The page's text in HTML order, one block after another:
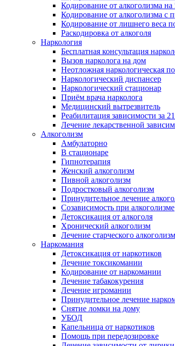
Кодирование от алкоголизма на
Кодирование от алкоголизма с
Кодирование от лишнего веса
Раскодировка от алкоголя
Наркология
Бесплатная консультация
Вызов нарколога на дом
Неотложная наркологическая
Наркологический диспансер
Наркологический стационар
Приём врача нарколога
Медицинский вытрезвитель
Реабилитация зависимости за
Лечение лекарственной
Алкоголизм
Амбулаторно
В стационаре
Гипнотерапия
Женский алкоголизм
Пивной алкоголизм
Подростковый алкоголизм
Принудительное лечение
Созависимость при алкоголизме
Детоксикация от алкоголя
Хронический алкоголизм
Лечение старческого
Наркомания
Детоксикация от наркотиков
Лечение токсикомании
Кодирование от наркомании
Лечение табакокурения
Лечение игромании
Принудительное лечение
Снятие ломки на дому
УБОД
Капельница от наркотиков
Помощь при передозировке